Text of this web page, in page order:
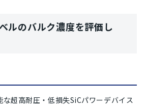
ルのバルク濃度を評価し
超高耐圧・低損失SiCパワーデバイス